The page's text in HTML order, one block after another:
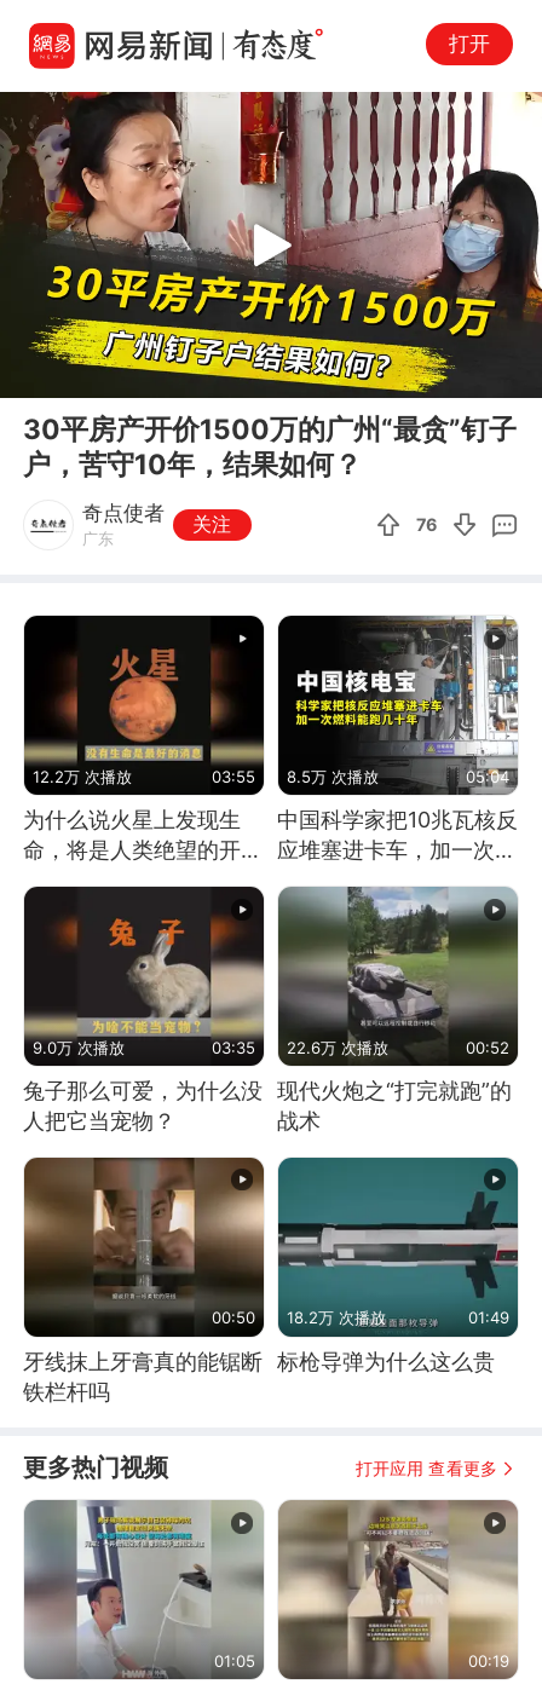
打开
02:05
Play
30平房产开价1500万的广州“最贪”钉子
户，苦守10年，结果如何？
奇点使者
广东
关注 76
12.2万 次播放 03:55
为什么说火星上发现生
命，将是人类绝望的开
始？
8.5万 次播放 05:04
中国科学家把10兆瓦核反
应堆塞进卡车，加一次燃
料能跑几十年
9.0万 次播放 03:35
兔子那么可爱，为什么没
人把它当宠物？
22.6万 次播放 00:52
现代火炮之“打完就跑”的
战术
00:50
牙线抹上牙膏真的能锯断
铁栏杆吗
18.2万 次播放 01:49
标枪导弹为什么这么贵
更多热门视频 打开应用 查看更多
01:05 00:19